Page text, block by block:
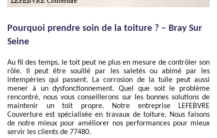
Pourquoi prendre soin de la toiture ? – Bray Sur
Seine
Au fil des temps, le toit peut ne plus en mesure de contrôler son
rôle. Il peut être souillé par les saletés ou abimé par les
intempéries qui passent. La corrosion de la tuile peut aussi
mener à un dysfonctionnement. Quel que soit le problème
rencontré, nous vous conseillerons sur les bonnes solutions de
maintenir un toit propre. Notre entreprise LEFEBVRE
Couverture est spécialisée en travaux de toiture. Nous faisons
de notre mieux pour améliorer nos performances pour mieux
servir les clients de 77480.